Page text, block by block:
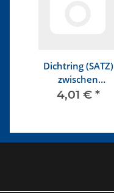
Dichtring (SATZ)
zwischen
Scheinwerfer und
4,01 € *